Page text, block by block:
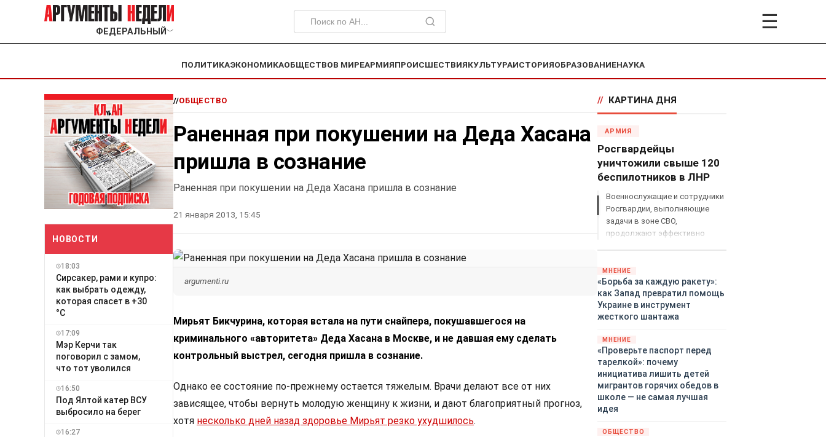
ФЕДЕРАЛЬНЫЙ ﹀ ☰
ПОЛИТИКАЭКОНОМИКАОБЩЕСТВОВ МИРЕАРМИЯПРОИСШЕСТВИЯКУЛЬТУРАИСТОРИЯОБРАЗОВАНИЕНАУКА
НОВОСТИ
18:03
Сирсакер, рами и купро:
как выбрать одежду,
которая спасет в +30
°C
17:09
Мэр Керчи так
поговорил с замом,
что тот уволился
16:50
Под Ялтой катер ВСУ
выбросило на берег
16:27
//ОБЩЕСТВО
Раненная при покушении на Деда Хасана
пришла в сознание
Раненная при покушении на Деда Хасана пришла в сознание
21 января 2013, 15:45
argumenti.ru
Мирьят Бикчурина, которая встала на пути снайпера, покушавшегося на
криминального «авторитета» Деда Хасана в Москве, и не давшая ему сделать
контрольный выстрел, сегодня пришла в сознание.
Однако ее состояние по-прежнему остается тяжелым. Врачи делают все от них
зависящее, чтобы вернуть молодую женщину к жизни, и дают благоприятный прогноз,
хотя несколько дней назад здоровье Мирьят резко ухудшилось.
// КАРТИНА ДНЯ
АРМИЯ
Росгвардейцы
уничтожили свыше 120
беспилотников в ЛНР
Военнослужащие и сотрудники
Росгвардии, выполняющие
задачи в зоне СВО,
продолжают эффективно
МНЕНИЕ
«Борьба за каждую ракету»:
как Запад превратил помощь
Украине в инструмент
жесткого шантажа
МНЕНИЕ
«Проверьте паспорт перед
тарелкой»: почему
инициатива лишить детей
мигрантов горячих обедов в
школе — не самая лучшая
идея
ОБЩЕСТВО